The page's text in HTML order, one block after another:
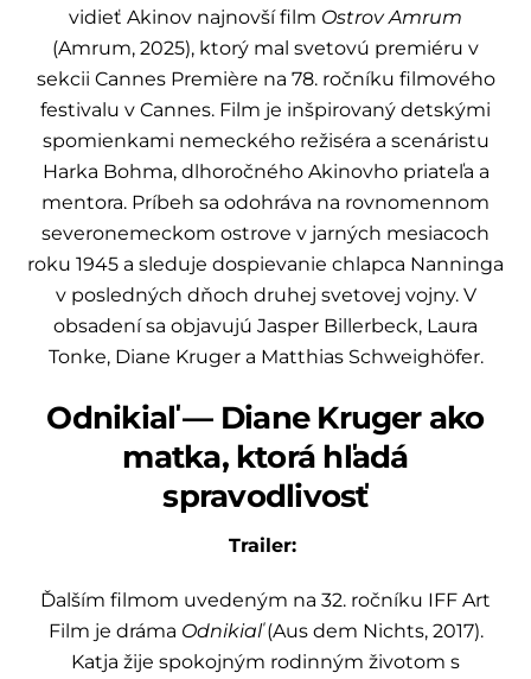
vidieť Akinov najnovší film Ostrov Amrum
(Amrum, 2025), ktorý mal svetovú premiéru v
sekcii Cannes Première na 78. ročníku filmového
festivalu v Cannes. Film je inšpirovaný detskými
spomienkami nemeckého režiséra a scenáristu
Harka Bohma, dlhoročného Akinovho priateľa a
mentora. Príbeh sa odohráva na rovnomennom
severonemeckom ostrove v jarných mesiacoch
roku 1945 a sleduje dospievanie chlapca Nanninga
v posledných dňoch druhej svetovej vojny. V
obsadení sa objavujú Jasper Billerbeck, Laura
Tonke, Diane Kruger a Matthias Schweighöfer.
Odnikiaľ — Diane Kruger ako
matka, ktorá hľadá
spravodlivosť
Trailer:
Ďalším filmom uvedeným na 32. ročníku IFF Art
Film je dráma Odnikiaľ(Aus dem Nichts, 2017).
Katja žije spokojným rodinným životom s